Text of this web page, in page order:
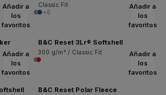
Classic Fit
+6
Añadir a
los
favoritos
Añadir a
los
favoritos
B&C Reset 3Lr® Softshell
300 g/m² / Classic Fit
Añadir a
los
favoritos
Añadir a
los
favoritos
B&C Reset Polar Fleece